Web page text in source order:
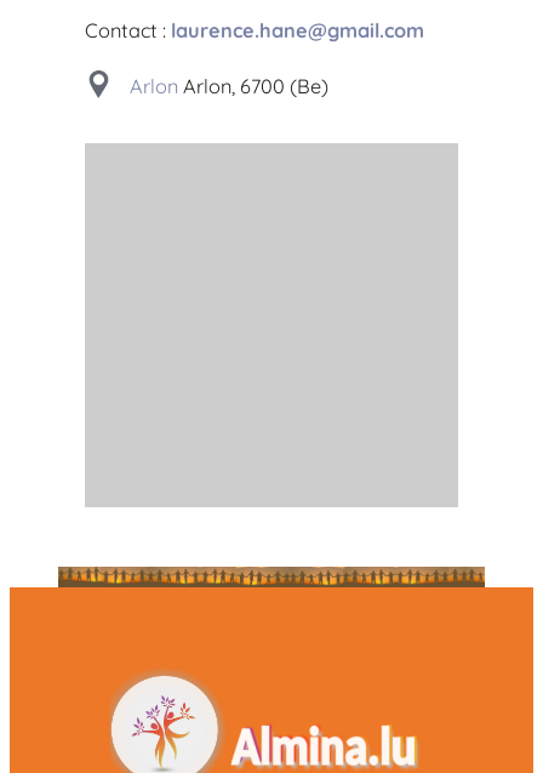
Contact : laurence.hane@gmail.com
Arlon Arlon, 6700 (Be)